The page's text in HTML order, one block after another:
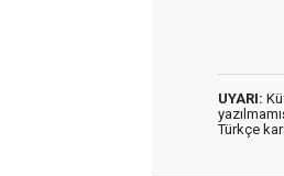
UYARI:
Türkçe